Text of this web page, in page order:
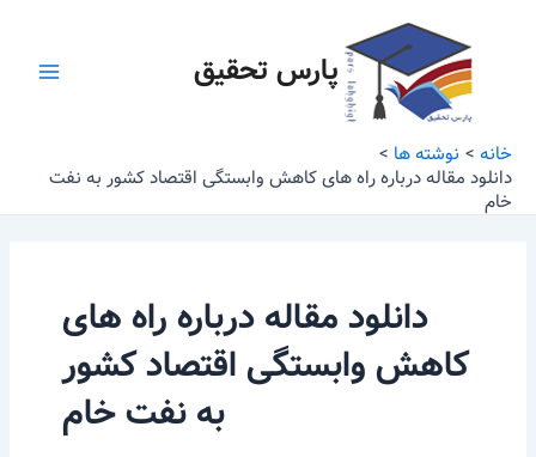
پارس تحقیق
خانه
نوشته ها
دانلود مقاله درباره راه های کاهش وابستگی اقتصاد کشور به نفت
خام
دانلود مقاله درباره راه های
کاهش وابستگی اقتصاد کشور
به نفت خام